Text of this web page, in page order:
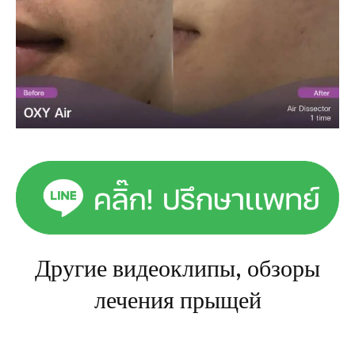
Другие видеоклипы, обзоры
лечения прыщей